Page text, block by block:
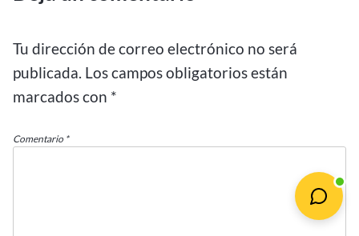
Tu dirección de correo electrónico no será
publicada. Los campos obligatorios están
marcados con *
Comentario *